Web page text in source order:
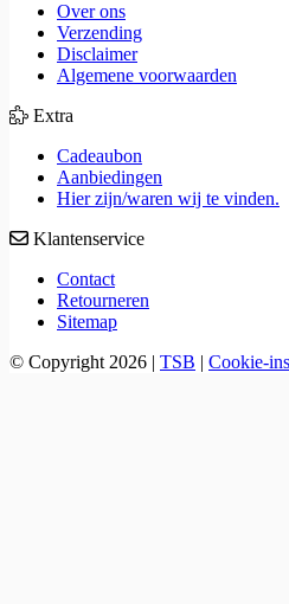
Over ons
Verzending
Disclaimer
Algemene voorwaarden
Extra
Cadeaubon
Aanbiedingen
Hier zijn/waren wij te vinden.
Klantenservice
Contact
Retourneren
Sitemap
© Copyright 2026 | TSB | Cookie-